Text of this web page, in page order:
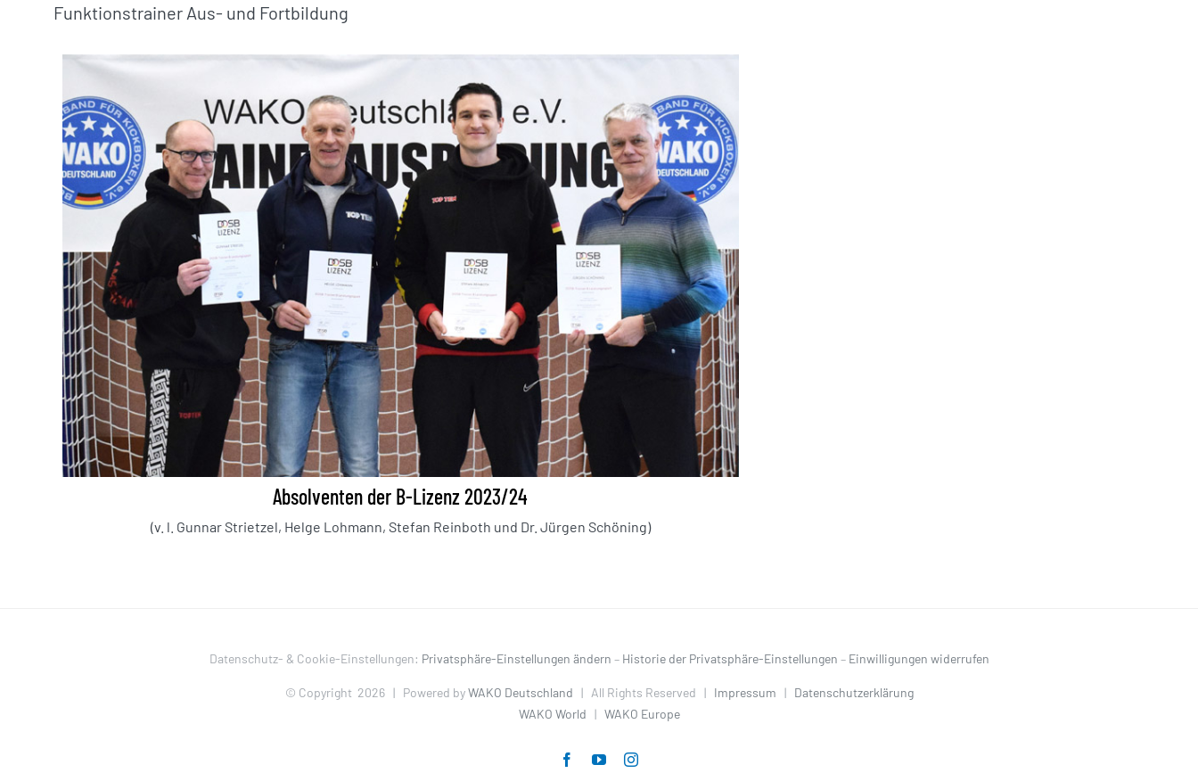
Funktionstrainer Aus- und Fortbildung
Absolventen der B-Lizenz 2023/24
(v. l. Gunnar Strietzel, Helge Lohmann, Stefan Reinboth und Dr. Jürgen Schöning)
Datenschutz- & Cookie-Einstellungen: Privatsphäre-Einstellungen ändern – Historie der Privatsphäre-Einstellungen – Einwilligungen widerrufen
© Copyright 2026 | Powered byWAKO Deutschland | All Rights Reserved | Impressum | Datenschutzerklärung
WAKO World | WAKO Europe
FacebookYouTubeInstagram